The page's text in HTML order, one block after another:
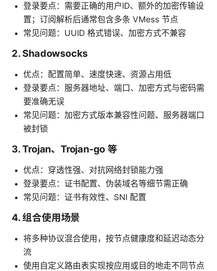
登录要点：需要正确的用户ID、额外的加密传输设
置；订阅解析后通常包含多条 VMess 节点
常见问题：UUID 格式错误、加密方式不兼容
2. Shadowsocks
优点：配置简单、速度快速、资源占用低
登录要点：服务器地址、端口、加密方式与密码需
要准确无误
常见问题：加密方式版本兼容性问题、服务器端口
被封锁
3. Trojan、Trojan-go 等
优点：穿透性强、对抗网络封锁能力强
登录要点：证书配置、伪装域名等细节需正确
常见问题：证书有效性、SNI 配置
4. 组合使用场景
将多种协议混合使用，按节点健康度和延迟动态分
流
使用自定义路由表实现按应用或目的地走不同节点